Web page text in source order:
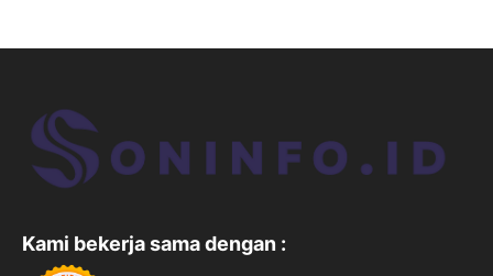
Kami bekerja sama dengan :